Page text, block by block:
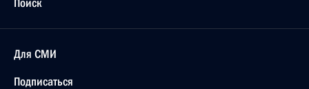
Поиск
Для СМИ
Подписаться